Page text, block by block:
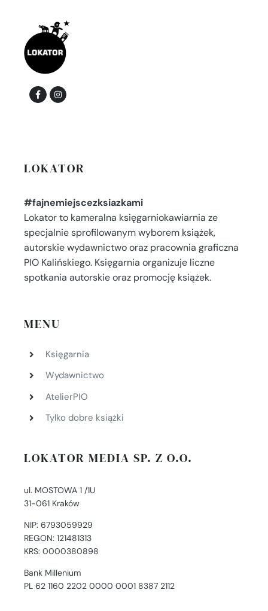
LOKATOR
#fajnemiejscezksiazkami
Lokator to kameralna księgarniokawiarnia ze
specjalnie sprofilowanym wyborem książek,
autorskie wydawnictwo oraz pracownia graficzna
PIO Kalińskiego. Księgarnia organizuje liczne
spotkania autorskie oraz promocję książek.
MENU
Księgarnia
Wydawnictwo
AtelierPIO
Tylko dobre książki
LOKATOR MEDIA SP. Z O.O.
ul. MOSTOWA 1 /1U
31-061 Kraków
NIP: 6793059929
REGON: 121481313
KRS: 0000380898
Bank Millenium
PL 62 1160 2202 0000 0001 8387 2112